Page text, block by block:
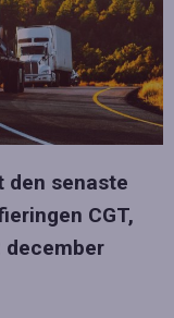
den senaste
CGT,
december